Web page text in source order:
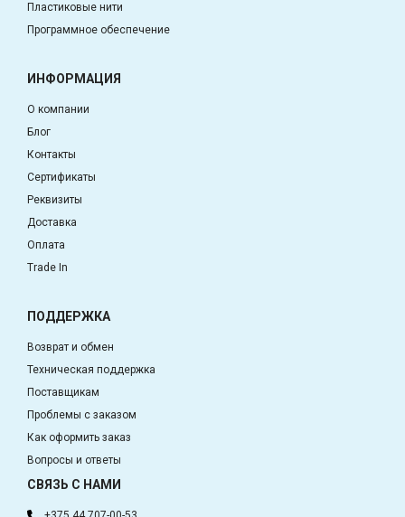
Пластиковые нити
Программное обеспечение
ИНФОРМАЦИЯ
О компании
Блог
Контакты
Сертификаты
Реквизиты
Доставка
Оплата
Trade In
ПОДДЕРЖКА
Возврат и обмен
Техническая поддержка
Поставщикам
Проблемы с заказом
Как оформить заказ
Вопросы и ответы
СВЯЗЬ С НАМИ